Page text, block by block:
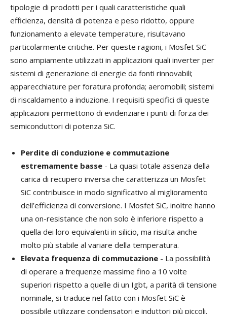
tipologie di prodotti per i quali caratteristiche quali
efficienza, densità di potenza e peso ridotto, oppure
funzionamento a elevate temperature, risultavano
particolarmente critiche. Per queste ragioni, i Mosfet SiC
sono ampiamente utilizzati in applicazioni quali inverter per
sistemi di generazione di energie da fonti rinnovabili;
apparecchiature per foratura profonda; aeromobili; sistemi
di riscaldamento a induzione. I requisiti specifici di queste
applicazioni permettono di evidenziare i punti di forza dei
semiconduttori di potenza SiC.
Perdite di conduzione e commutazione
estremamente basse - La quasi totale assenza della
carica di recupero inversa che caratterizza un Mosfet
SiC contribuisce in modo significativo al miglioramento
dell’efficienza di conversione. I Mosfet SiC, inoltre hanno
una on-resistance che non solo è inferiore rispetto a
quella dei loro equivalenti in silicio, ma risulta anche
molto più stabile al variare della temperatura.
Elevata frequenza di commutazione - La possibilità
di operare a frequenze massime fino a 10 volte
superiori rispetto a quelle di un Igbt, a parità di tensione
nominale, si traduce nel fatto con i Mosfet SiC è
possibile utilizzare condensatori e induttori più piccoli,